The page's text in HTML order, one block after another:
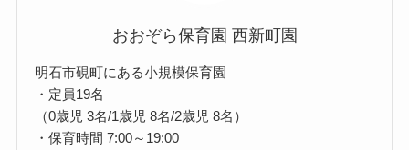
おおぞら保育園 西新町園
明石市硯町にある小規模保育園
・定員19名
（0歳児 3名/1歳児 8名/2歳児 8名）
・保育時間 7:00～19:00